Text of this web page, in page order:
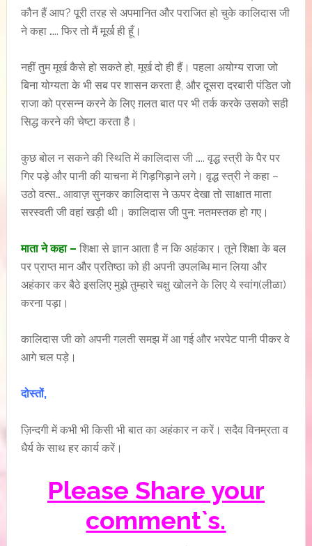
कौन हैं आप? पूरी तरह से अपमानित और पराजित हो चुके कालिदास जी
ने कहा ….. फिर तो मैं मूर्ख ही हूँ।
नहीं तुम मूर्ख कैसे हो सकते हो, मूर्ख दो ही हैं। पहला अयोग्य राजा जो
बिना योग्यता के भी सब पर शासन करता है, और दूसरा दरबारी पंडित जो
राजा को प्रसन्न करने के लिए ग़लत बात पर भी तर्क करके उसको सही
सिद्ध करने की चेष्टा करता है।
कुछ बोल न सकने की स्थिति में कालिदास जी ….. वृद्ध स्त्री के पैर पर
गिर पड़े और पानी की याचना में गिड़गिड़ाने लगे। वृद्ध स्त्री ने कहा –
उठो वत्स… आवाज़ सुनकर कालिदास ने ऊपर देखा तो साक्षात माता
सरस्वती जी वहां खड़ी थी। कालिदास जी पुन: नतमस्तक हो गए।
माता ने कहा – शिक्षा से ज्ञान आता है न कि अहंकार। तूने शिक्षा के बल
पर प्राप्त मान और प्रतिष्ठा को ही अपनी उपलब्धि मान लिया और
अहंकार कर बैठे इसलिए मुझे तुम्हारे चक्षु खोलने के लिए ये स्वांग(लीळा)
करना पड़ा।
कालिदास जी को अपनी गलती समझ में आ गई और भरपेट पानी पीकर वे
आगे चल पड़े।
दोस्तों,
ज़िन्दगी में कभी भी किसी भी बात का अहंकार न करें। सदैव विनम्रता व
धैर्य के साथ हर कार्य करें।
Please Share your
comment`s.